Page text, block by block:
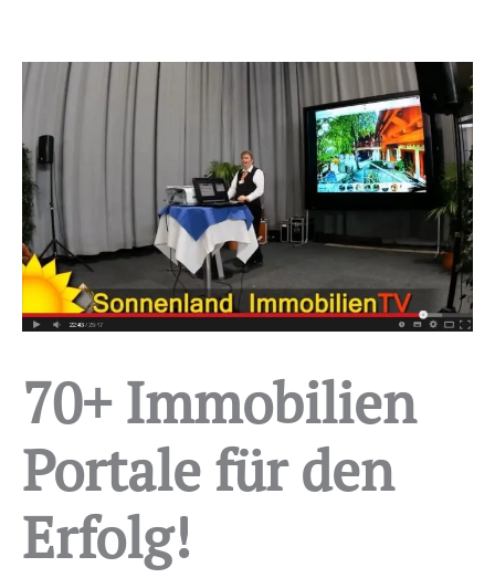
70+ Immobilien
Portale für den
Erfolg!